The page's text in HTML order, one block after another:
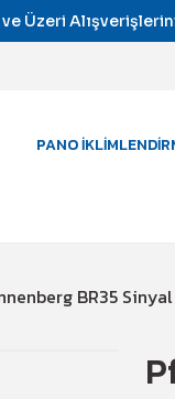
Üzeri
PANO
BR35